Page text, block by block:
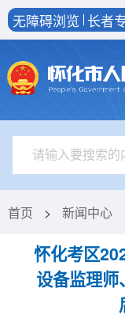
无障碍浏览 长者
首页 > 新闻中心
怀化考区
设备监理